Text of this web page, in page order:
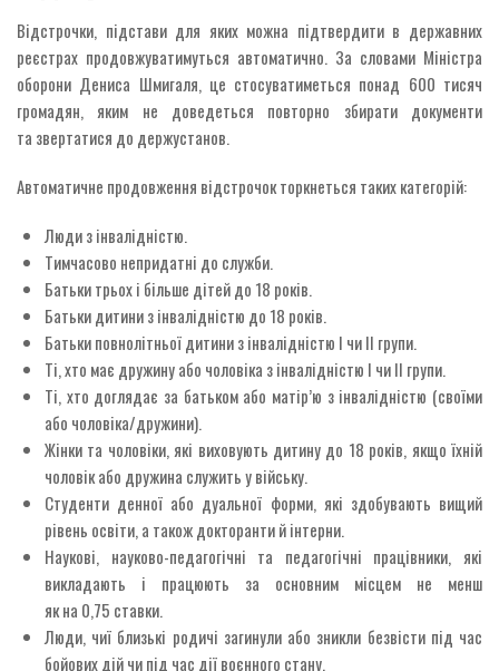
Відстрочки, підстави для яких можна підтвердити в державних
реєстрах продовжуватимуться автоматично. За словами Міністра
оборони Дениса Шмигаля, це стосуватиметься понад 600 тисяч
громадян, яким не доведеться повторно збирати документи
та звертатися до держустанов.
Автоматичне продовження відстрочок торкнеться таких категорій:
Люди з інвалідністю.
Тимчасово непридатні до служби.
Батьки трьох і більше дітей до 18 років.
Батьки дитини з інвалідністю до 18 років.
Батьки повнолітньої дитини з інвалідністю I чи II групи.
Ті, хто має дружину або чоловіка з інвалідністю I чи II групи.
Ті, хто доглядає за батьком або матір’ю з інвалідністю (своїми
або чоловіка/дружини).
Жінки та чоловіки, які виховують дитину до 18 років, якщо їхній
чоловік або дружина служить у війську.
Студенти денної або дуальної форми, які здобувають вищий
рівень освіти, а також докторанти й інтерни.
Наукові, науково-педагогічні та педагогічні працівники, які
викладають і працюють за основним місцем не менш
як на 0,75 ставки.
Люди, чиї близькі родичі загинули або зникли безвісти під час
бойових дій чи під час дії воєнного стану.